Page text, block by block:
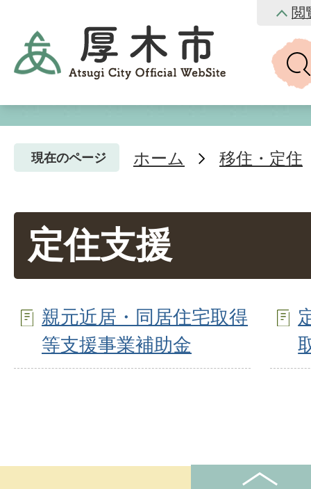
閲
現在のページ ホーム 移住・定住
定住支援
親元近居・同居住宅取得
等支援事業補助金